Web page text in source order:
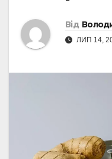
Від
ЛИП 14,